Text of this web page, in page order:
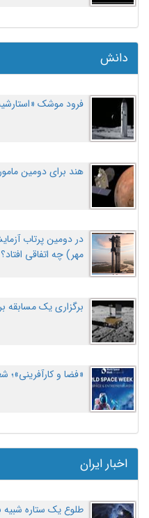
دانش
فرود موشک
هند برای دومین
مهر‌) چه اتفاقی افتاد؟
برگزاری یک مسابقه
«فضا و کارآفرینی»؛
اخبار ایران
طلوع یک ستاره شبیه